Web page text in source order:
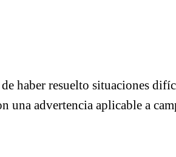
haber resuelto situaciones
una advertencia aplicable a